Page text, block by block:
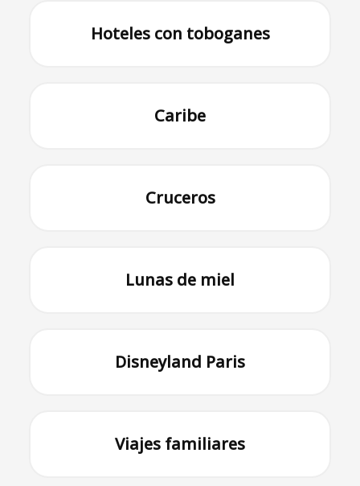
Hoteles con toboganes
Caribe
Cruceros
Lunas de miel
Disneyland Paris
Viajes familiares